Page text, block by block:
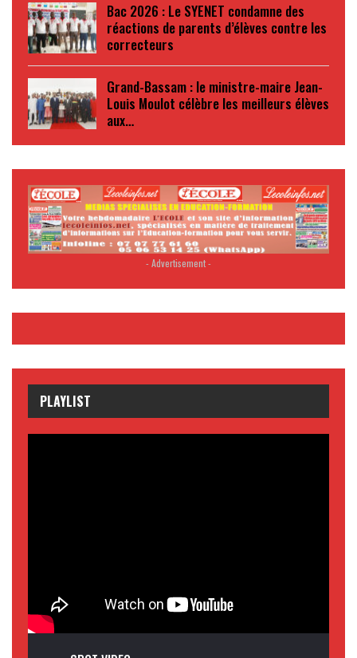
Bac 2026 : Le SYENET condamne des
réactions de parents d’élèves contre les
correcteurs
Grand-Bassam : le ministre-maire Jean-
Louis Moulot célèbre les meilleurs élèves
aux…
- Advertisement -
PLAYLIST